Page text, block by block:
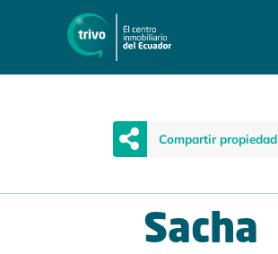
Compartir propiedad
Sacha